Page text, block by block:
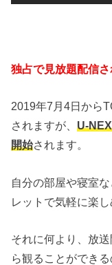
独占で見放題配信
2019年7月4日から
されますが、U-
開始されます。
自分の部屋や寝室
レットで気軽に楽
それに何より、放
ら観ることができ